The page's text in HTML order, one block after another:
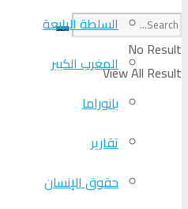
No Result
View All Result
السلطة الرابعة
المغرب الكبير
بانوراما
تقارير
حقوق الإنسان